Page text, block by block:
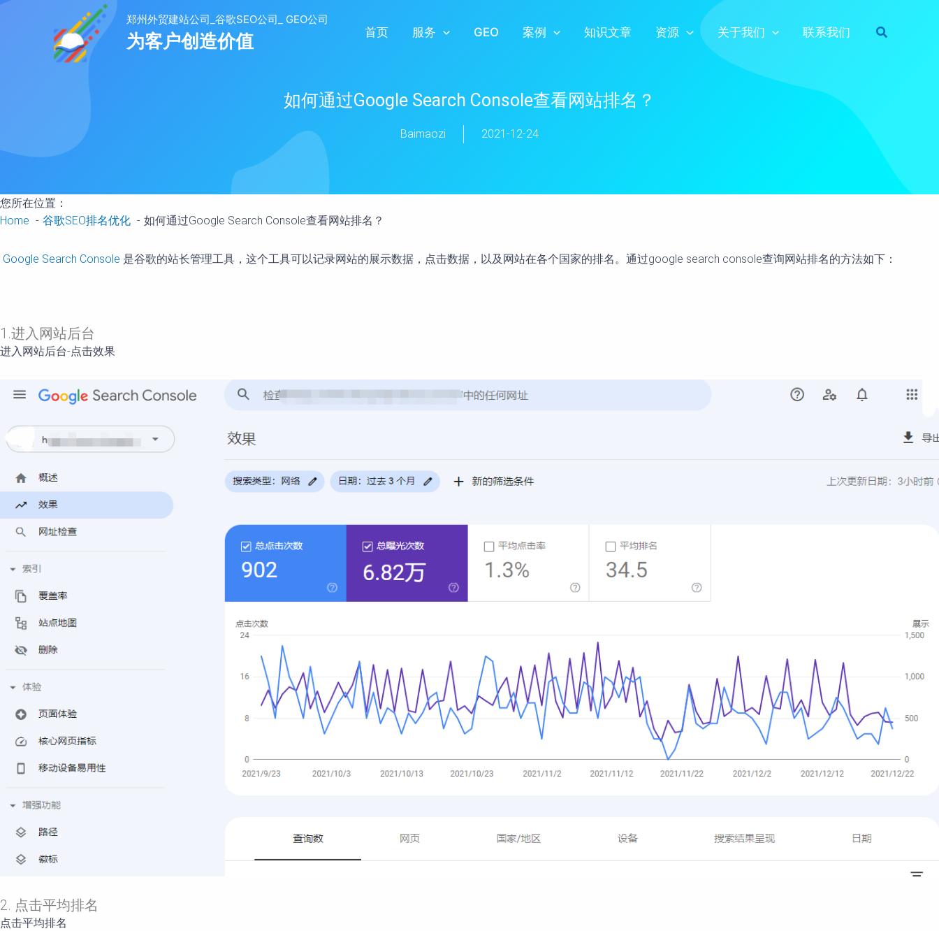
首页 服务 GEO 案例 知识文章 资源 关于我们 联系我们 Search
如何通过Google Search Console查看网站排名？
Baimaozi 2021-12-24
您所在位置：
Home
谷歌SEO排名优化 如何通过Google Search Console查看网站排名？
Google Search Console 是谷歌的站长管理工具，这个工具可以记录网站的展示数据，点击数据，以及网站在各个国家的排名。通过google search console查询网站排名的方法如下：
1.进入网站后台
进入网站后台-点击效果
2. 点击平均排名
点击平均排名